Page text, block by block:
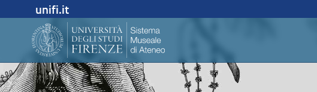
unifi.it